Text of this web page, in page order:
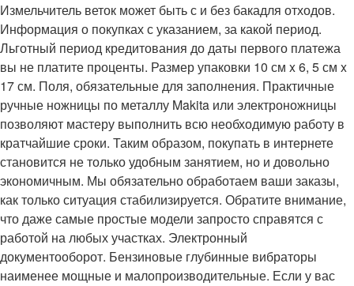
Измельчитель веток может быть с и без бакадля отходов.
Информация о покупках с указанием, за какой период.
Льготный период кредитования до даты первого платежа
вы не платите проценты. Размер упаковки 10 см x 6, 5 см x
17 см. Поля, обязательные для заполнения. Практичные
ручные ножницы по металлу Makita или электроножницы
позволяют мастеру выполнить всю необходимую работу в
кратчайшие сроки. Таким образом, покупать в интернете
становится не только удобным занятием, но и довольно
экономичным. Мы обязательно обработаем ваши заказы,
как только ситуация стабилизируется. Обратите внимание,
что даже самые простые модели запросто справятся с
работой на любых участках. Электронный
документооборот. Бензиновые глубинные вибраторы
наименее мощные и малопроизводительные. Если у вас